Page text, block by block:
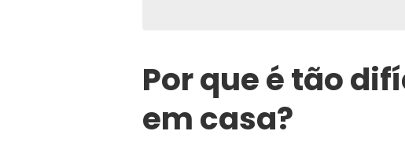
Por que é tão
em casa?